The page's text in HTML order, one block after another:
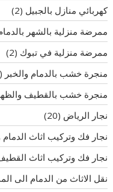
كهربائي منازل بالجبيل (2)
ممرضة منزلية بالشهر
ممرضة منزلية في تبوك (2)
منجرة خشب بالدمام والخبر (15)
منجرة خشب بالقطيف
نجار الرياض (20)
نجار فك وتركيب اثاث الدمام
نجار فك وتركيب اثاث
نقل الاثاث من الدمام الى